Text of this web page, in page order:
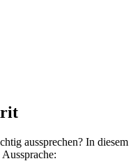
aussprechen? In diesem